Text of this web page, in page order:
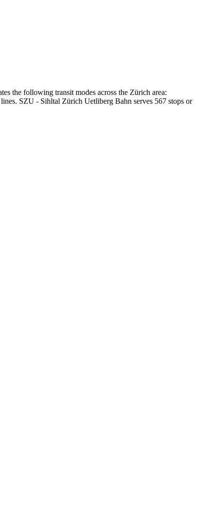
the following transit modes across the Zürich area:
SZU - Sihltal Zürich Uetliberg Bahn serves 567 stops or